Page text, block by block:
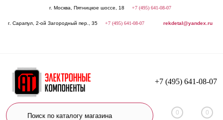
г. Москва, Пятницкое шоссе, 18 +7 (495) 641-08-07
г. Сарапул, 2-ой Загородный пер., 35 +7 (495) 641-08-07 rekdetal@yandex.ru
+7 (495) 641-08-07
0 0